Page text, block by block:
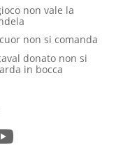
non vale la
non si comanda
donato non si
in bocca